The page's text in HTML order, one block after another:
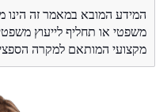
המידע המובא במאמר זה הינו
משפטי או תחליף לייעוץ
מקצועי המותאם למקרה